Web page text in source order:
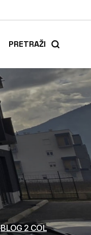
PRETRAŽI
BLOG 2 COL